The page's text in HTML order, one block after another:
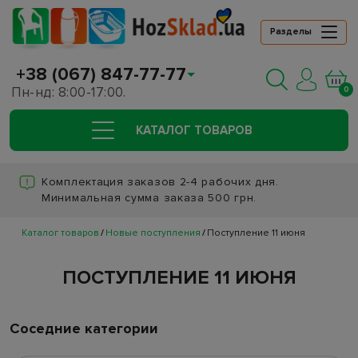
Разделы
+38 (067) 847-77-77
Пн-нд: 8:00-17:00. 0
КАТАЛОГ ТОВАРОВ
Комплектация заказов 2-4 рабочих дня.
Минимальная сумма заказа 500 грн.
Каталог товаров Новые поступления Поступление 11 июня
ПОСТУПЛЕНИЕ 11 ИЮНЯ
Соседние категории